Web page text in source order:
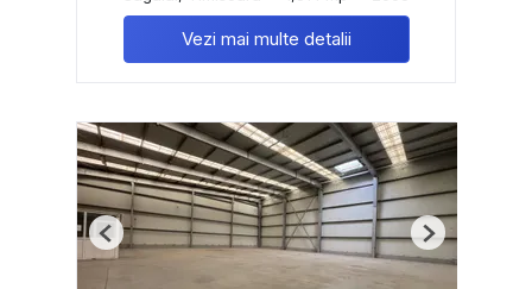
Vezi mai multe detalii
Previous Next